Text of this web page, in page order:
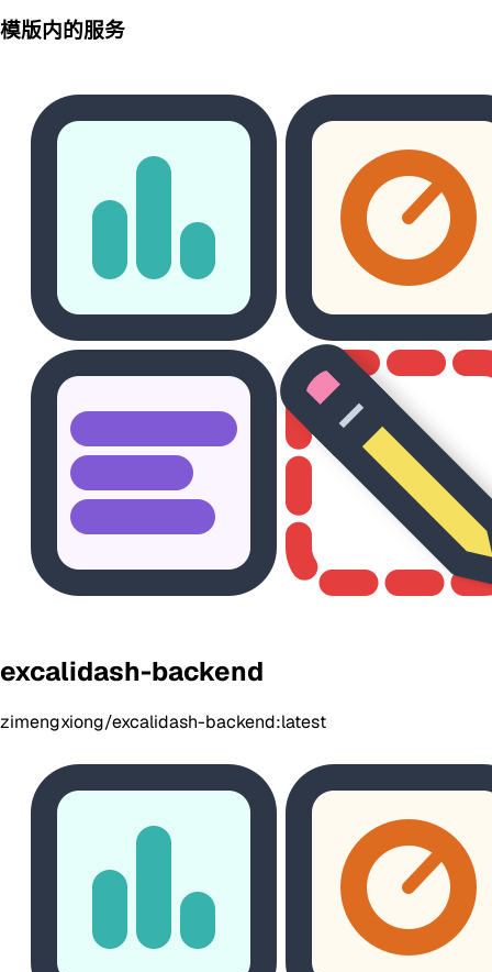
模版内的服务
excalidash-backend
zimengxiong/excalidash-backend:latest